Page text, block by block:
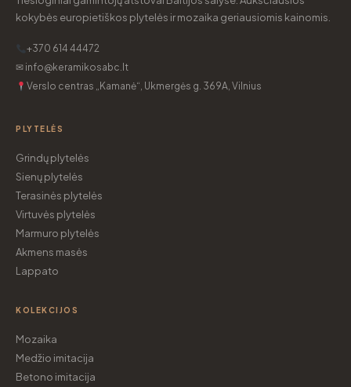
kokybės europietiškos plytelės ir mozaika geriausiomis kainomis.
+370 614 44472
✉ info@keramikosabc.lt
Verslo centras „Kamanė“, Ukmergės g. 369A, Vilnius
PLYTELĖS
Grindų plytelės
Sienų plytelės
Terasinės plytelės
Virtuvės plytelės
Marmuro plytelės
Akmens masės
Lappato
KOLEKCIJOS
Mozaika
Medžio imitacija
Betono imitacija